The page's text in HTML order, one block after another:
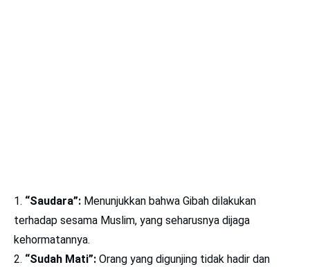
“Saudara”: Menunjukkan bahwa Gibah dilakukan
terhadap sesama Muslim, yang seharusnya dijaga
kehormatannya.
“Sudah Mati”: Orang yang digunjing tidak hadir dan